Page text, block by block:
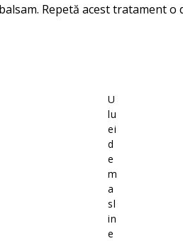
Repetă acest tratament
U
lu
ei
d
e
m
a
sl
in
e